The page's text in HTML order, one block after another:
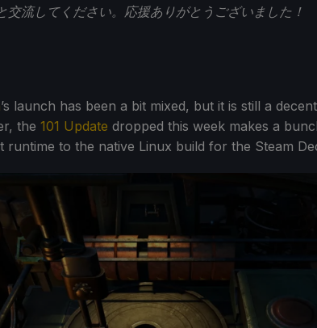
交流してください。応援ありがとうございました！
’s launch has been a bit mixed, but it is still a
the 101 Update dropped this week makes a
runtime to the native Linux build for the Steam